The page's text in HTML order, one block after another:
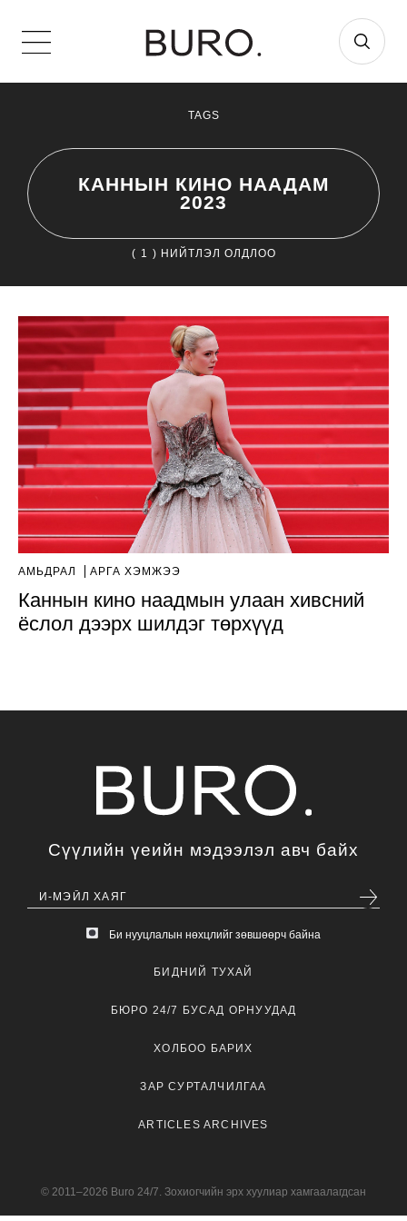
TAGS
КАННЫН КИНО НААДАМ
2023
( 1 ) НИЙТЛЭЛ ОЛДЛОО
АМЬДРАЛ АРГА ХЭМЖЭЭ
Каннын кино наадмын улаан хивсний
ёслол дээрх шилдэг төрхүүд
Сүүлийн үеийн мэдээлэл авч байх
Би нууцлалын нөхцлийг зөвшөөрч байна
БИДНИЙ ТУХАЙ
БЮРО 24/7 БУСАД ОРНУУДАД
ХОЛБОО БАРИХ
ЗАР СУРТАЛЧИЛГАА
ARTICLES ARCHIVES
© 2011–2026 Buro 24/7. Зохиогчийн эрх хуулиар хамгаалагдсан